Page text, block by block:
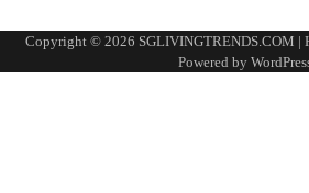
Copyright © 2026 SGLIVINGTRENDS.COM |
Powered by